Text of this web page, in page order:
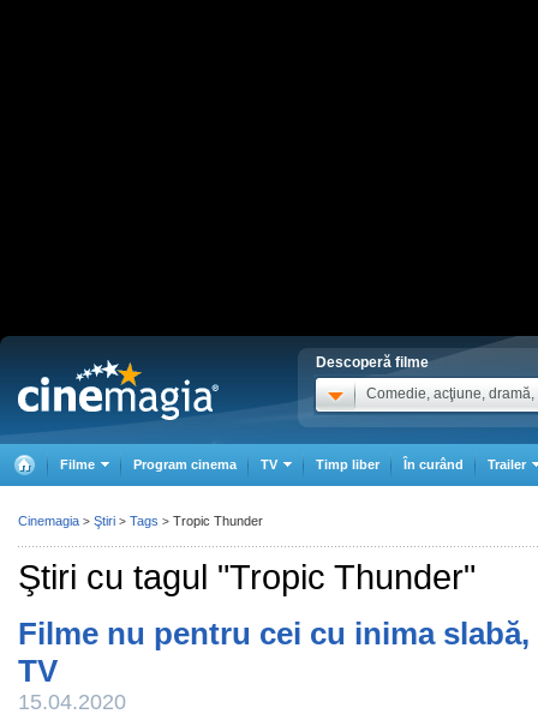
Descoperă filme
Comedie, acţiune, dramă,
Filme Program cinema TV Timp liber În curând Trailer
Ştiri cu tagul "Tropic Thunder"
Filme nu pentru cei cu inima
TV
15.04.2020
Cinemagia > Ştiri > Tags > Tropic Thunder